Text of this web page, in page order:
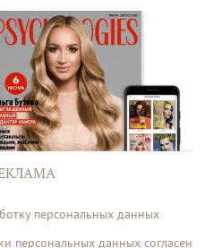
персональных данных
персональных данных согласен